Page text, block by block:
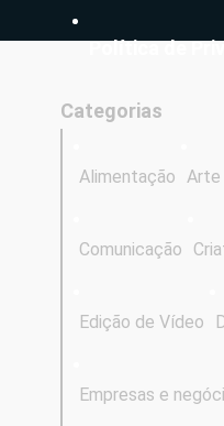
Política de
Categorias
Alimentação Arte
Comunicação
Edição de Vídeo
Empresas e